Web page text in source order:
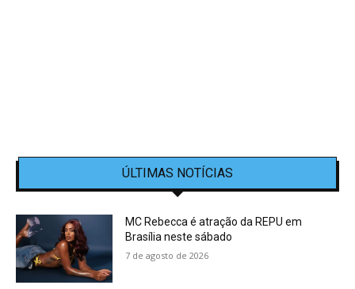
ÚLTIMAS NOTÍCIAS
MC Rebecca é atração da REPU em
Brasília neste sábado
7 de agosto de 2026